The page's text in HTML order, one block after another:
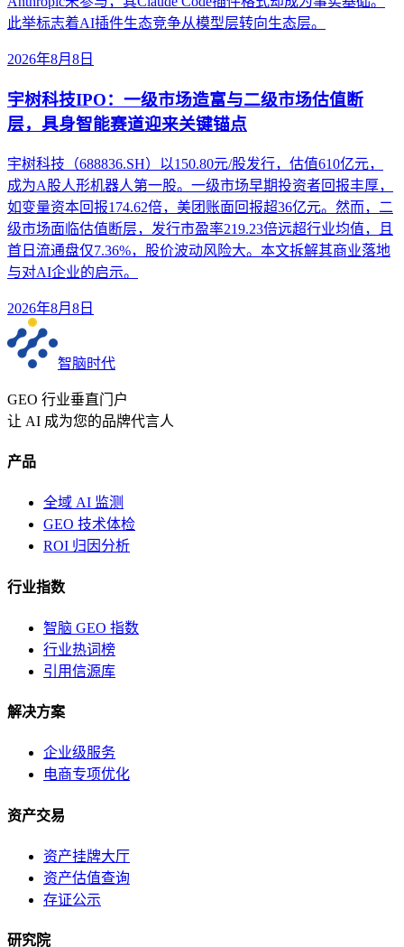
此举标志着AI插件生态竞争从模型层转向生态层。
2026年8月8日
宇树科技IPO：一级市场造富与二级市场估值断
层，具身智能赛道迎来关键锚点
宇树科技（688836.SH）以150.80元/股发行，估值610亿元，
成为A股人形机器人第一股。一级市场早期投资者回报丰厚，
如变量资本回报174.62倍，美团账面回报超36亿元。然而，二
级市场面临估值断层，发行市盈率219.23倍远超行业均值，且
首日流通盘仅7.36%，股价波动风险大。本文拆解其商业落地
与对AI企业的启示。
2026年8月8日
智脑时代
GEO 行业垂直门户
让 AI 成为您的品牌代言人
产品
全域 AI 监测
GEO 技术体检
ROI 归因分析
行业指数
智脑 GEO 指数
行业热词榜
引用信源库
解决方案
企业级服务
电商专项优化
资产交易
资产挂牌大厅
资产估值查询
存证公示
研究院